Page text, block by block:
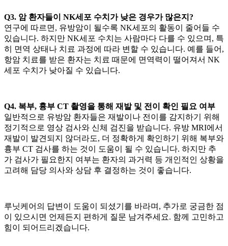
Q3. 암 환자들이 NK세포 수치가 낮은 경우가 많은지?
연구에 따르면, 유방암이 될수록 NK세포의 활동이 줄어들 수
있습니다. 하지만 NK세포 수치는 사람마다 다를 수 있으며, 특
히 면역 상태나 치료 과정에 따라 변할 수 있습니다. 예를 들어,
항암 치료를 받은 환자는 치료 때문에 면역력이 떨어져서 NK
세포 수치가 낮아질 수 있습니다.
Q4. 복부, 흉부 CT 촬영을 통해 재발 및 전이 확인 필요 여부
일반적으로 유방암 환자들은 재발이나 전이를 감지하기 위해
정기적으로 영상 검사와 신체 검진을 받습니다. 유방 MRI에서
재발이 발견되지 않더라도, 더 정확하게 확인하기 위해 복부와
흉부 CT 검사를 하는 것이 도움이 될 수 있습니다. 하지만 추
가 검사가 필요한지 여부는 환자의 과거력 등 개인적인 상황을
고려해 담당 의사와 상담 후 결정하는 것이 좋습니다.
루닛케어의 답변이 도움이 되셨기를 바라며, 추가로 궁금한 점
이 있으시면 언제든지 편하게 질문 남겨주세요. 함께 고민하고
힘이 되어드리겠습니다.